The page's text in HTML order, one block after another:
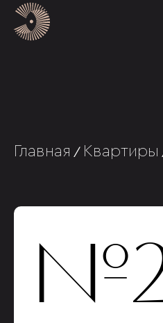
Главная / Квартиры